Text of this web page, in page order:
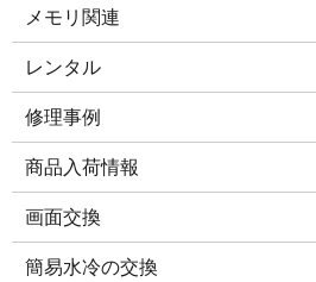
メモリ関連
レンタル
修理事例
商品入荷情報
画面交換
簡易水冷の交換